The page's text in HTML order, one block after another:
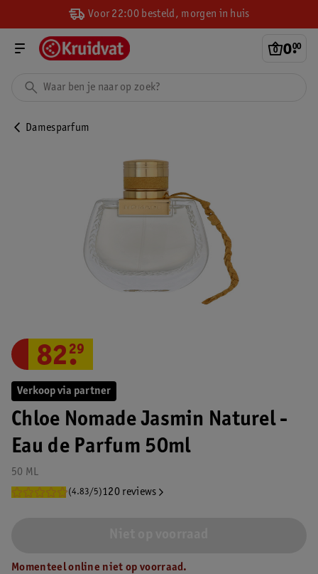
Voor 22:00 besteld, morgen in huis
0.
00
Damesparfum
Verkoop via partner
Chloe Nomade Jasmin Naturel -
Eau de Parfum 50ml
50 ML
(4.83/5)120 reviews
82.
29
Momenteel online niet op voorraad.